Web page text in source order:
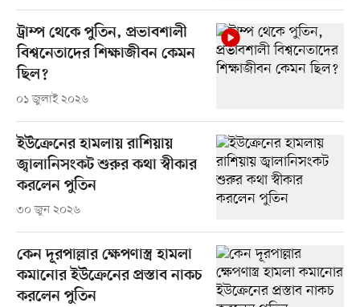
ট্রাম্প থেকে পুতিন, প্রভাবশালী
বিশ্বনেতাদের শিক্ষাজীবন কেমন
ছিল?
০১ জুলাই ২০২৬
ইউক্রেনের হামলায় রাশিয়ায়
জ্বালানিসংকট শুরুর কথা স্বীকার
করলেন পুতিন
৩০ জুন ২০২৬
কেন দূরপাল্লার ক্ষেপণাস্ত্র হামলা
কমানোর ইউক্রেনের প্রস্তাব নাকচ
করলেন পুতিন